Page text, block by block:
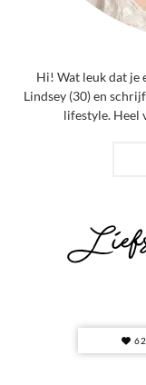
Hi! Wat leuk dat je
Lindsey (30) en
lifestyle. Heel